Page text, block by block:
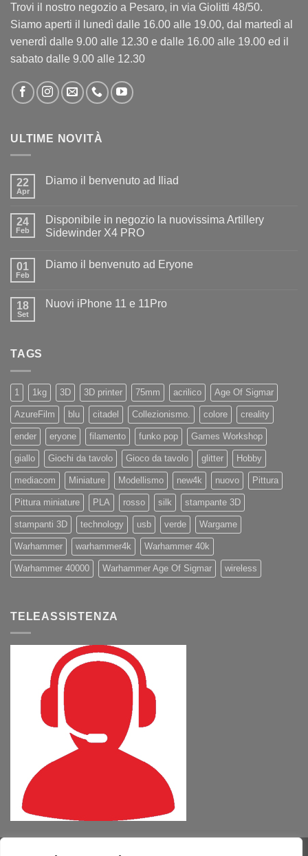
Trovi il nostro negozio a Pesaro, in via Giolitti 48/50.
Siamo aperti il lunedì dalle 16.00 alle 19.00, dal martedì al
venerdì dalle 9.00 alle 12.30 e dalle 16.00 alle 19.00 ed il
sabato dalle 9.00 alle 12.30
ULTIME NOVITÀ
22
Apr
Diamo il benvenuto ad Iliad
Diamo
il
benvenuto
24
Feb
Disponibile in negozio la nuovissima Artillery
Sidewinder X4 PRO
su
la
nuovissima
01
Feb
Diamo il benvenuto ad Eryone
Diamo
18
Set
Nuovi iPhone 11 e 11Pro
TAGS
1 1kg 3D 3D printer 75mm acrilico Age Of Sigmar
AzureFilm blu citadel Collezionismo. colore creality
ender eryone filamento funko pop Games Workshop
giallo Giochi da tavolo Gioco da tavolo glitter Hobby
mediacom Miniature Modellismo new4k nuovo Pittura
Pittura miniature PLA rosso silk stampante 3D
stampanti 3D technology usb verde Wargame
Warhammer warhammer4k Warhammer 40k
Warhammer 40000 Warhammer Age Of Sigmar wireless
TELEASSISTENZA